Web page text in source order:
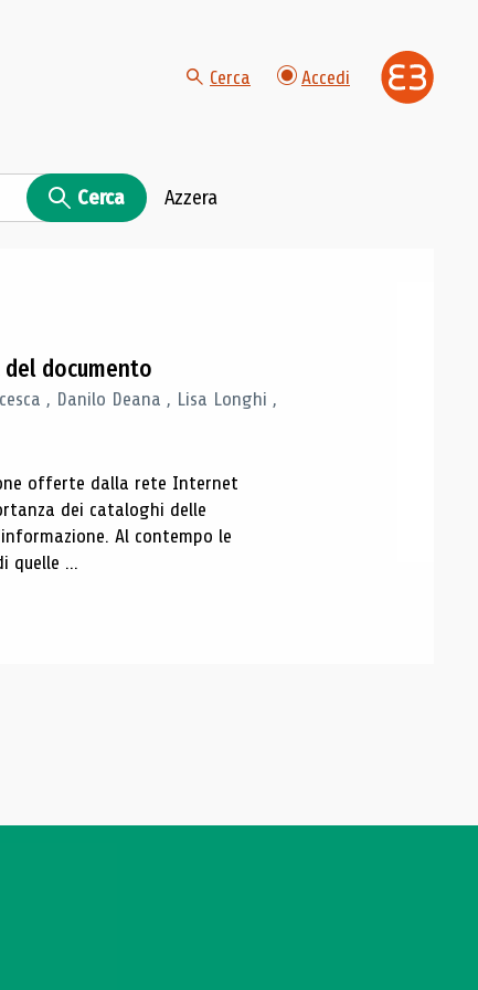
Cerca Accedi
Cerca Azzera
del documento
, Danilo Deana , Lisa Longhi ,
offerte dalla rete Internet
dei cataloghi delle
Al contempo le
quelle ...